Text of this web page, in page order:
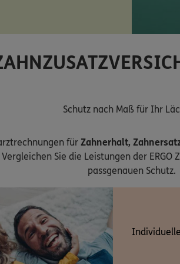
Schutz nach Maß für Ihr
für Zahnerhalt,
Sie die Leistungen der
passgenauen Schutz.